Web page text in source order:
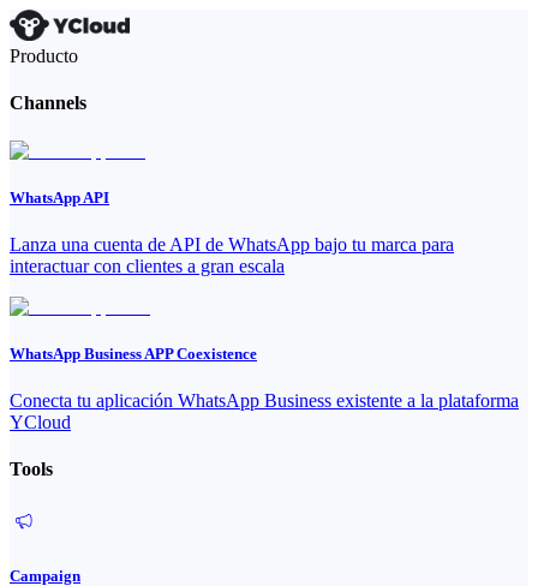
Producto
Channels
WhatsApp API
Lanza una cuenta de API de WhatsApp bajo tu marca para
interactuar con clientes a gran escala
WhatsApp Business APP Coexistence
Conecta tu aplicación WhatsApp Business existente a la plataforma
YCloud
Tools
Campaign